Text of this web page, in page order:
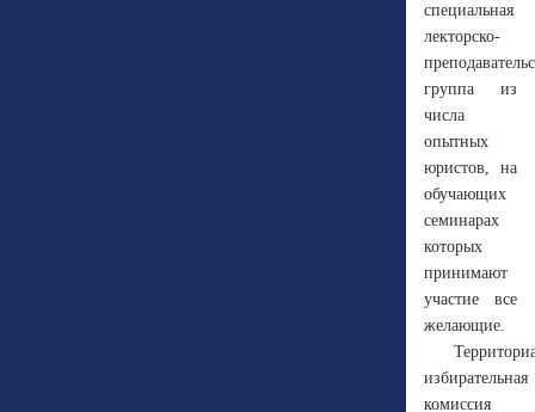
специальная
лекторско-
группа из
числа
опытных
юристов, на
обучающих
семинарах
которых
принимают
участие все
желающие.
избирательная
комиссия